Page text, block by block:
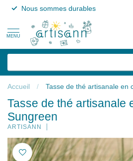
Nous sommes durables
MENU
Accueil / Tasse de thé artisanale en
Tasse de thé artisanale
Sungreen
ARTISANN